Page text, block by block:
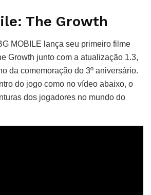
The Growth
MOBILE lança seu primeiro filme
Growth junto com a atualização 1.3,
da comemoração do 3º aniversário.
do jogo como no vídeo abaixo, o
dos jogadores no mundo do